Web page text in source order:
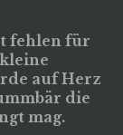
fehlen für
auf Herz
die
mag.